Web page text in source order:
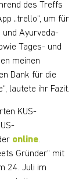
des Treffs
„trello“, um für
Ayurveda-
Tages- und
meinen
Dank für die
lautete ihr Fazit.
KUS-
online.
Gründer“ mit
24. Juli im